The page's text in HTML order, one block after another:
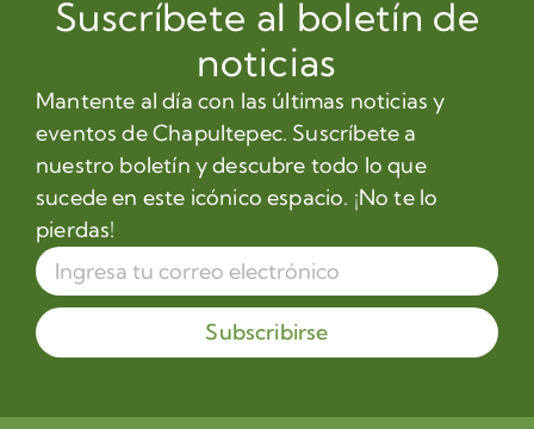
Suscríbete al boletín de
noticias
Mantente al día con las últimas noticias y
eventos de Chapultepec. Suscríbete a
nuestro boletín y descubre todo lo que
sucede en este icónico espacio. ¡No te lo
pierdas!
Subscribirse